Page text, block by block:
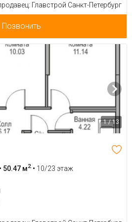
Главстрой Санкт-Петербург
Позвонить
1 / 13
50.47 м2 • 10/23 этаж